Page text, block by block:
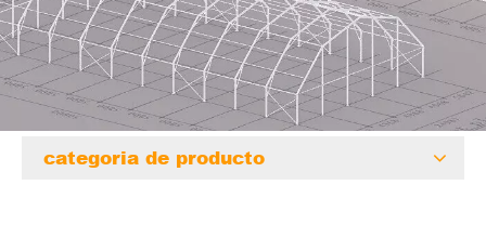
categoria de producto